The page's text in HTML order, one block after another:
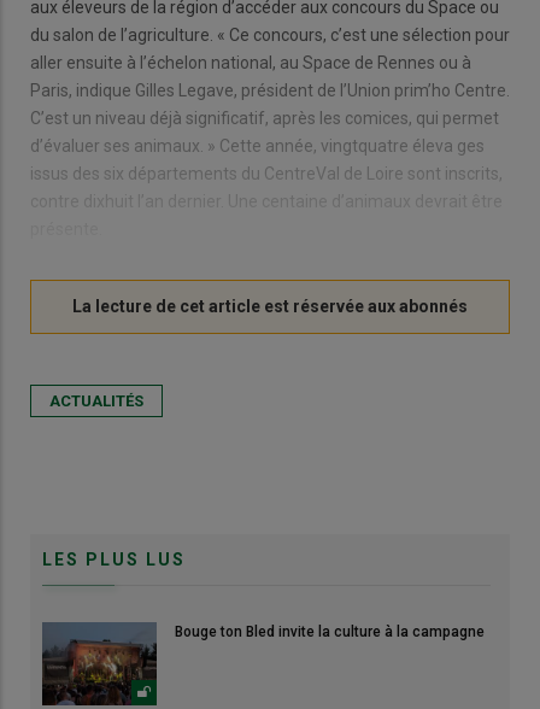
aux éleveurs de la région d’accéder aux concours du Space ou
du salon de l’agriculture. « Ce concours, c’est une sélection pour
aller ensuite à l’échelon national, au Space de Rennes ou à
Paris, indique Gilles Legave, président de l’Union prim’ho Centre.
C’est un niveau déjà significatif, après les comices, qui permet
d’évaluer ses animaux. » Cette année, vingtquatre éleva ges
issus des six départements du CentreVal de Loire sont inscrits,
contre dixhuit l’an dernier. Une centaine d’animaux devrait être
ACTUALITÉS
LES PLUS LUS
Bouge ton Bled invite la culture à la campagne